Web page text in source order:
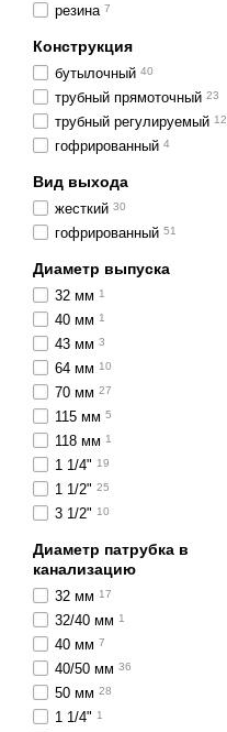
резина 7
Конструкция
бутылочный 40
трубный прямоточный 23
трубный регулируемый 12
гофрированный 4
Вид выхода
жесткий 30
гофрированный 51
Диаметр выпуска
32 мм 1
40 мм 1
43 мм 3
64 мм 10
70 мм 27
115 мм 5
118 мм 1
1 1/4" 19
1 1/2" 25
3 1/2" 10
Диаметр патрубка в
канализацию
32 мм 17
32/40 мм 1
40 мм 7
40/50 мм 36
50 мм 28
1 1/4" 1